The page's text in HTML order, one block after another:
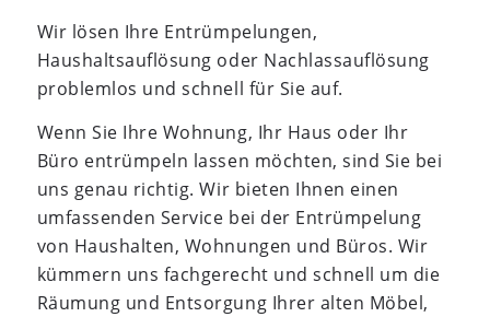
Wir lösen Ihre Entrümpelungen,
Haushaltsauflösung oder Nachlassauflösung
problemlos und schnell für Sie auf.
Wenn Sie Ihre Wohnung, Ihr Haus oder Ihr
Büro entrümpeln lassen möchten, sind Sie bei
uns genau richtig. Wir bieten Ihnen einen
umfassenden Service bei der Entrümpelung
von Haushalten, Wohnungen und Büros. Wir
kümmern uns fachgerecht und schnell um die
Räumung und Entsorgung Ihrer alten Möbel,